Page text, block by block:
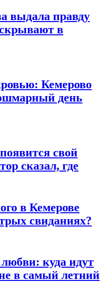
выдала правду
в
Кемерово
день
свой
сказал, где
в Кемерове
свиданиях?
куда идут
в самый летний